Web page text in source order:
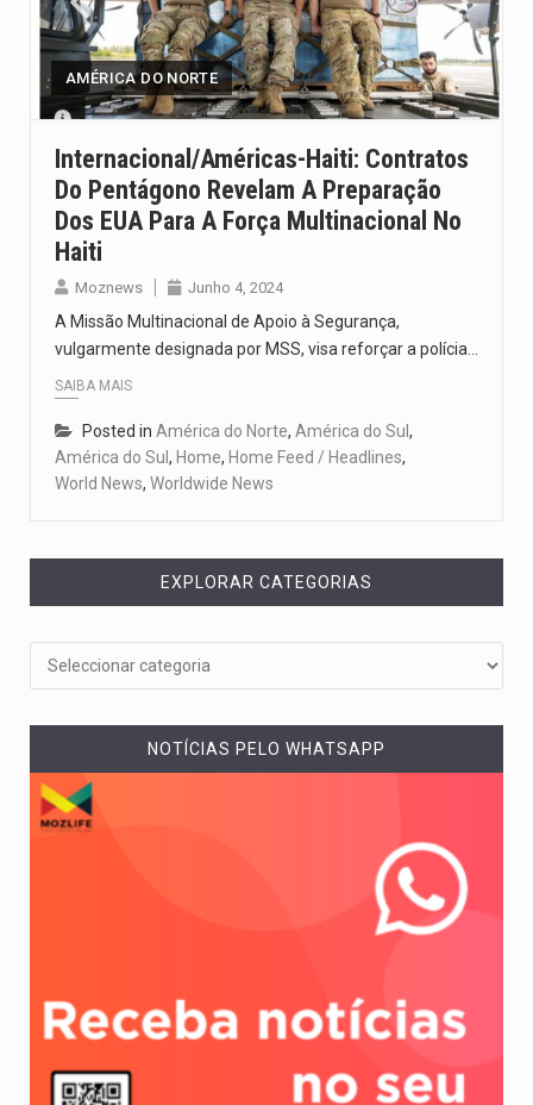
A cidade de Bunia, capital da província de Ituri, tornou-se…
Legislação, renomeada em homenagem ao falecido senador Lindsey Graham, foi…
AMÉRICA DO NORTE
Internacional/Américas-Haiti: Contratos
Do Pentágono Revelam A Preparação
Dos EUA Para A Força Multinacional No
Haiti
Moznews Junho 4, 2024
A Missão Multinacional de Apoio à Segurança,
vulgarmente designada por MSS, visa reforçar a polícia…
SAIBA MAIS
Posted in América do Norte, América do Sul ,
América do Sul , Home, Home Feed / Headlines,
World News, Worldwide News
EXPLORAR CATEGORIAS
NOTÍCIAS PELO WHATSAPP